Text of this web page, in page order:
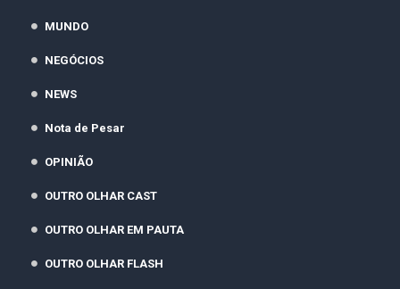
MUNDO
NEGÓCIOS
NEWS
Nota de Pesar
OPINIÃO
OUTRO OLHAR CAST
OUTRO OLHAR EM PAUTA
OUTRO OLHAR FLASH